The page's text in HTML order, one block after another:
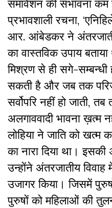
समावेशन की संभावना कम
प्रभावशाली रचना,
आर. आंबेडकर ने
का वास्तविक उपाय
मिश्रण से ही सगे-सम्बन्धी
सकती है और जब तक
सर्वोपरि नहीं हो जाती, तब
अलगाववादी भावना ख़त्म
लोहिया ने जाति को खत्म
का नारा दिया था। इसकी
उन्होंने अंतरजातीय
उजागर किया। जिसमें
पुरुषों को महिलाओं की